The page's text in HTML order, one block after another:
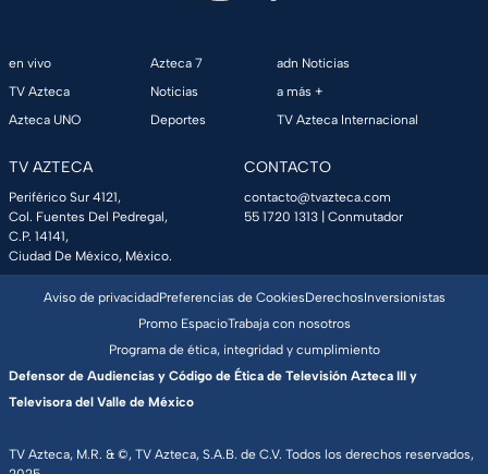
en vivo
TV Azteca
Azteca UNO
Azteca 7
Noticias
Deportes
adn Noticias
a más +
TV Azteca Internacional
TV AZTECA
Periférico Sur 4121,
Col. Fuentes Del Pedregal,
C.P. 14141,
Ciudad De México, México.
CONTACTO
contacto@tvazteca.com
55 1720 1313 | Conmutador
TV Azteca, M.R. & ©, TV Azteca, S.A.B. de C.V. Todos los derechos reservados,
Aviso de privacidadPreferencias de CookiesDerechosInversionistas
Promo EspacioTrabaja con nosotros
Programa de ética, integridad y cumplimiento
Defensor de Audiencias y Código de Ética de Televisión Azteca III y
Televisora del Valle de México